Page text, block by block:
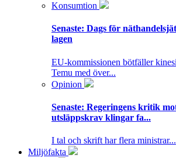
Konsumtion
Senaste: Dags för
lagen
EU-kommissionen bötfäller
Temu med över...
Opinion
Senaste: Regeringens kritik
utsläppskrav klingar fa...
I tal och skrift har flera ministrar...
Miljöfakta